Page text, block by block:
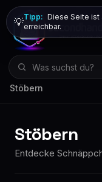
Stöbern
💡Tipp: Diese Seite ist
erreichbar.
Stöbern
Entdecke